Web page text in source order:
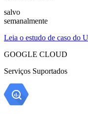
salvo
semanalmente
Leia o estudo de caso do
GOOGLE CLOUD
Serviços Suportados